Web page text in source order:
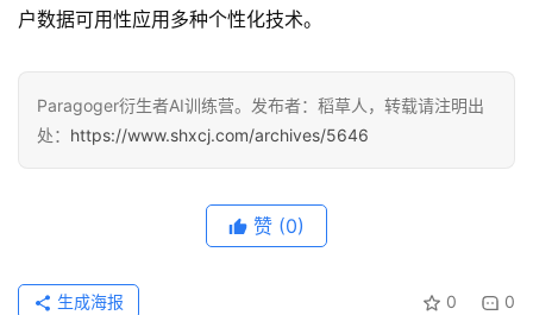
户数据可用性应用多种个性化技术。
Paragoger衍生者AI训练营。发布者：稻草人，转载请注明出
处： https://www.shxcj.com/archives/5646
赞 (0)
0 0
生成海报